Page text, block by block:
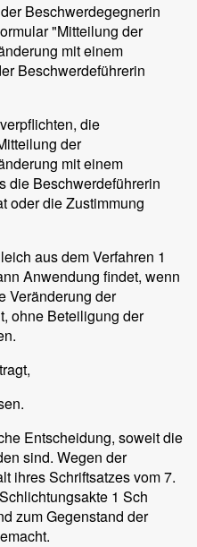
Beschwerdegegnerin
"Mitteilung der
mit einem
Beschwerdeführerin
die
der
mit einem
die Beschwerdeführerin
oder die Zustimmung
aus dem Verfahren 1
Anwendung findet, wenn
Veränderung der
ohne Beteiligung der
Entscheidung, soweit die
sind. Wegen der
ihres Schriftsatzes vom 7.
1 Sch
zum Gegenstand der